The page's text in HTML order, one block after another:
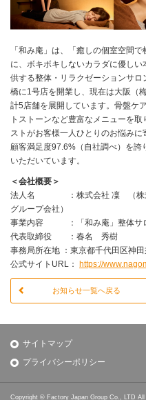
「和み庵」は、「癒しの個室空間
に、ボキボキしないカラダに優し
供する整体・リラクゼーションサ
橋に1号店を開業し、現在は大阪（
計5店舗を展開しています。骨盤ケ
トストーンなど豊富なメニューを
ストがお客様一人ひとりのお悩みに
顧客満足度97.6%（自社調べ）を
いただいています。
＜会社概要＞
法人名 ：株式会社 凜 （株式
グループ会社）
事業内容 ：「和み庵」整体サロ
代表取締役 ：春名 秀樹
事務局所在地 ：東京都千代田区神
公式サイトURL： https://
お知らせ一覧へ戻る
サイトマップ
プライバシーポリシー
Copyright © Factory Japan Group Co., LTD